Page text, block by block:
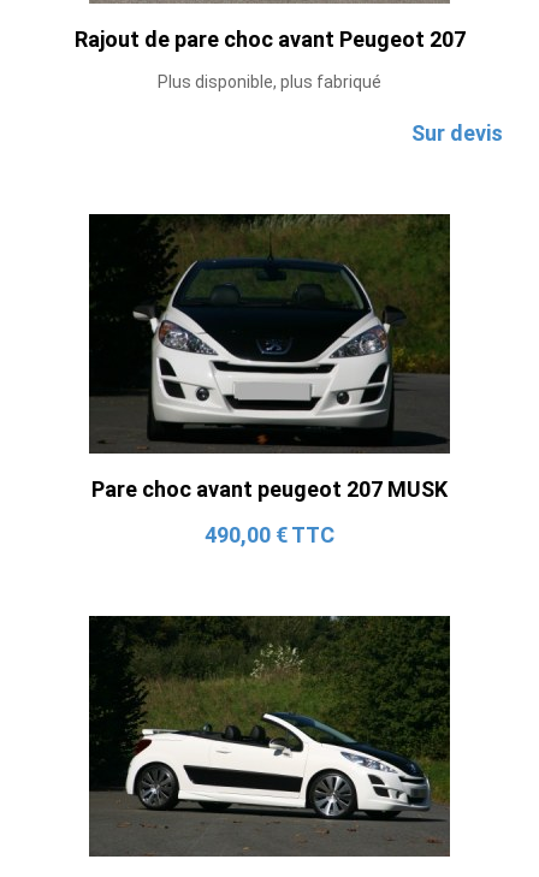
Rajout de pare choc avant Peugeot 207
Plus disponible, plus fabriqué
Sur devis
Pare choc avant peugeot 207 MUSK
490,00 € TTC